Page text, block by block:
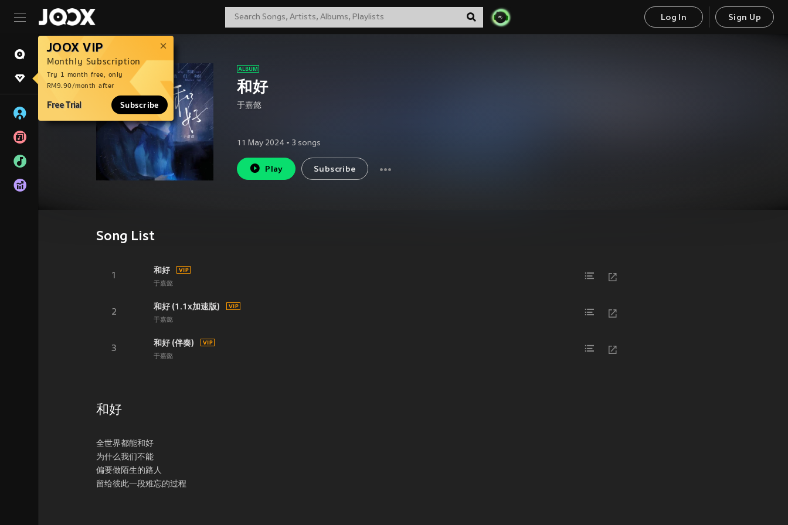
Log In Sign Up
JOOX VIP
Monthly Subscription
Try 1 month free, only
RM9.90/month after
Free Trial Subscribe
和好
于嘉懿
11 May 2024 • 3 songs
Play Subscribe
Song List
1
和好
于嘉懿
2
和好 (1.1x加速版)
于嘉懿
3
和好 (伴奏)
于嘉懿
和好
全世界都能和好
为什么我们不能
偏要做陌生的路人
留给彼此一段难忘的过程